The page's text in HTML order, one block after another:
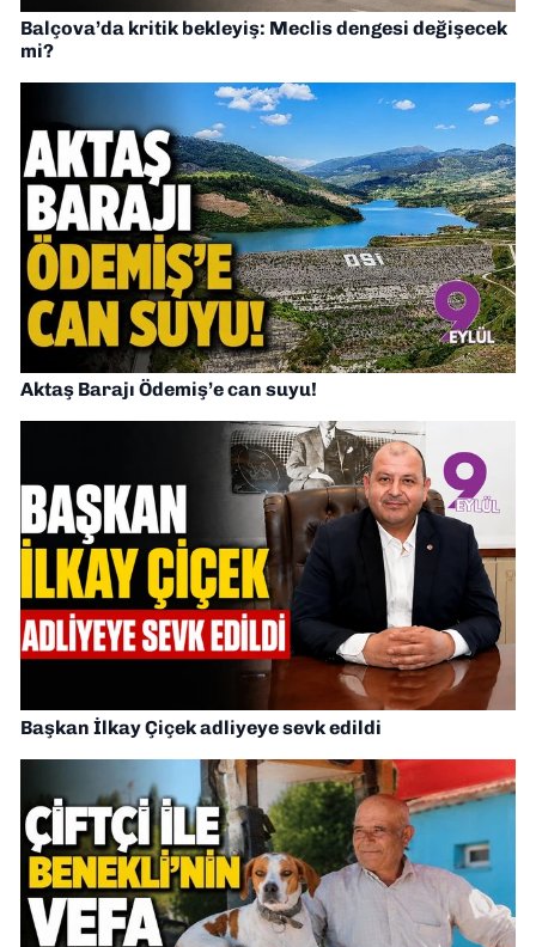
Balçova’da kritik bekleyiş: Meclis dengesi değişecek
mi?
Aktaş Barajı Ödemiş’e can suyu!
Başkan İlkay Çiçek adliyeye sevk edildi